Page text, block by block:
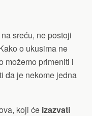
sreću, ne postoji
o ukusima ne
možemo primeniti i
da je nekome jedna
koji će izazvati